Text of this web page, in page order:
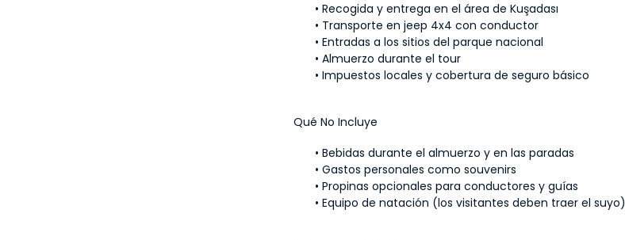
Recogida y entrega en el área de Kuşadası
Transporte en jeep 4x4 con conductor
Entradas a los sitios del parque nacional
Almuerzo durante el tour
Impuestos locales y cobertura de seguro básico
Qué No Incluye
Bebidas durante el almuerzo y en las paradas
Gastos personales como souvenirs
Propinas opcionales para conductores y guías
Equipo de natación (los visitantes deben traer el suyo)